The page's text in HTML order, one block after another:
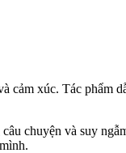
cảm xúc. Tác phẩm
chuyện và suy